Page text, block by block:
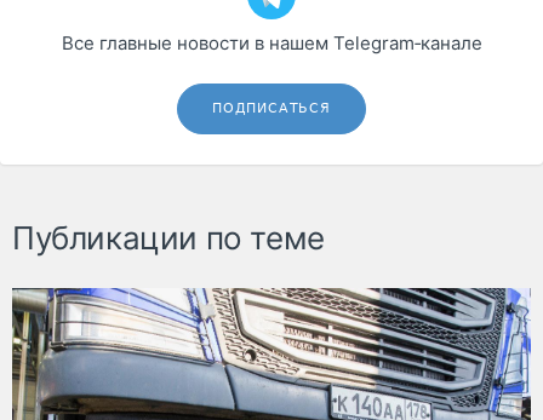
Все главные новости в нашем Telegram‑канале
ПОДПИСАТЬСЯ
Публикации по теме